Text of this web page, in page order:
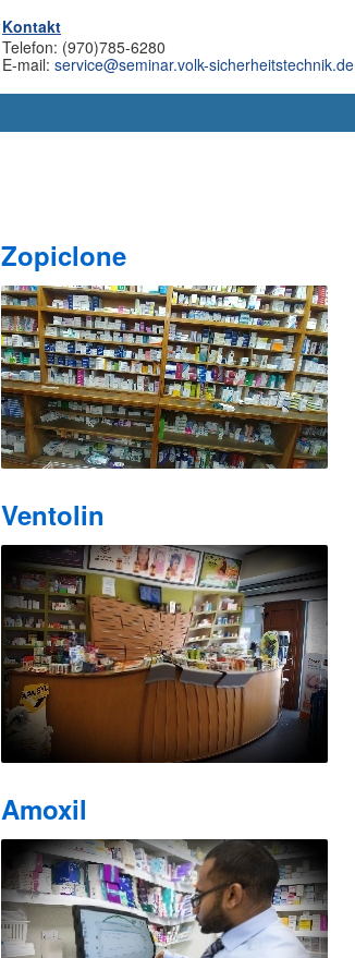
Kontakt
Telefon: (970)785-6280
E-mail: service@seminar.volk-sicherheitstechnik.de
Zopiclone
Ventolin
Amoxil